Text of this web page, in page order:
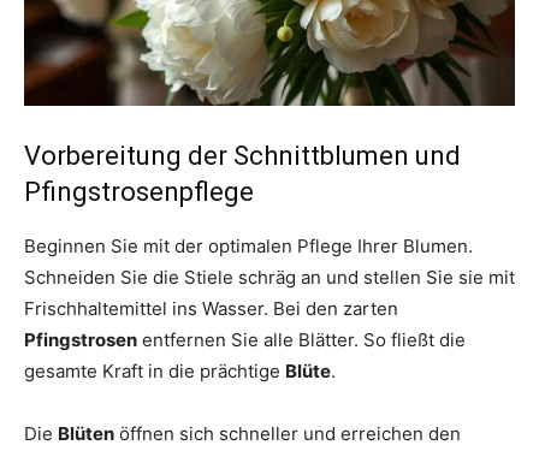
Vorbereitung der Schnittblumen und
Pfingstrosenpflege
Beginnen Sie mit der optimalen Pflege Ihrer Blumen.
Schneiden Sie die Stiele schräg an und stellen Sie sie mit
Frischhaltemittel ins Wasser. Bei den zarten
Pfingstrosen entfernen Sie alle Blätter. So fließt die
gesamte Kraft in die prächtige Blüte.
Die Blüten öffnen sich schneller und erreichen den